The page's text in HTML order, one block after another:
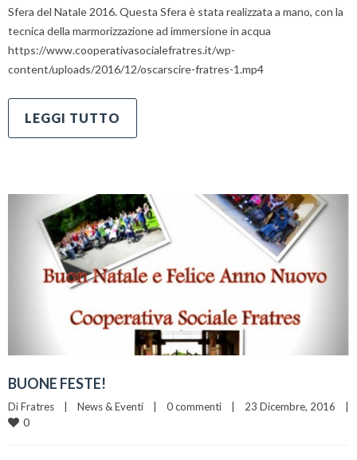
Sfera del Natale 2016. Questa Sfera è stata realizzata a mano, con la
tecnica della marmorizzazione ad immersione in acqua
https://www.cooperativasocialefratres.it/wp-
content/uploads/2016/12/oscarscire-fratres-1.mp4
LEGGI TUTTO
BUONE FESTE!
Di Fratres | News & Eventi | 0 commenti | 23 Dicembre, 2016 |
0